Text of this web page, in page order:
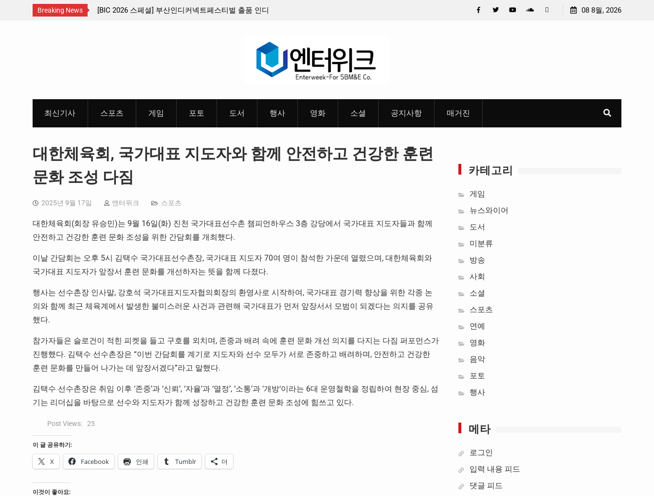
Breaking News
… 수도권 서남부 교통
[BIC 2026 스페셜] 부산인디커넥트페스티벌 출품 인디
충청 청소년이 만든 U대회 홍보 영상…최종 6편 선정
08 8월, 2026
최신기사 스포츠 게임 포토 도서 행사 영화 소셜 공지사항 매거진
대한체육회, 국가대표 지도자와 함께 안전하고 건강한 훈련
문화 조성 다짐
2025년 9월 17일 엔터위크 스포츠
대한체육회(회장 유승민)는 9월 16일(화) 진천 국가대표선수촌 챔피언하우스 3층 강당에서 국가대표 지도자들과 함께
안전하고 건강한 훈련 문화 조성을 위한 간담회를 개최했다.
이날 간담회는 오후 5시 김택수 국가대표선수촌장, 국가대표 지도자 70여 명이 참석한 가운데 열렸으며, 대한체육회와
국가대표 지도자가 앞장서 훈련 문화를 개선하자는 뜻을 함께 다졌다.
행사는 선수촌장 인사말, 강호석 국가대표지도자협의회장의 환영사로 시작하여, 국가대표 경기력 향상을 위한 각종 논
의와 함께 최근 체육계에서 발생한 불미스러운 사건과 관련해 국가대표가 먼저 앞장서서 모범이 되겠다는 의지를 공유
했다.
참가자들은 슬로건이 적힌 피켓을 들고 구호를 외치며, 존중과 배려 속에 훈련 문화 개선 의지를 다지는 다짐 퍼포먼스가
진행했다. 김택수 선수촌장은 “이번 간담회를 계기로 지도자와 선수 모두가 서로 존중하고 배려하며, 안전하고 건강한
훈련 문화를 만들어 나가는 데 앞장서겠다”라고 말했다.
김택수 선수촌장은 취임 이후 ‘존중’과 ‘신뢰’, ‘자율’과 ‘열정’, ‘소통’과 ‘개방‘이라는 6대 운영철학을 정립하여 현장 중심, 섬
기는 리더십을 바탕으로 선수와 지도자가 함께 성장하고 건강한 훈련 문화 조성에 힘쓰고 있다.
Post Views: 25
이 글 공유하기:
X Facebook 인쇄 Tumblr 더
이것이 좋아요:
카테고리
게임
뉴스와이어
도서
미분류
방송
사회
소셜
스포츠
연예
영화
음악
포토
행사
메타
로그인
입력 내용 피드
댓글 피드